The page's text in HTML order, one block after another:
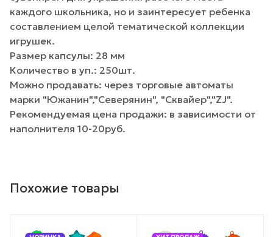
каждого школьника, но и заинтересует ребенка
составлением целой тематической коллекции
игрушек.
Размер капсулы: 28 мм
Количество в уп.: 250шт.
Можно продавать: через торговые автоматы
марки "Южанин","Северянин", "Сквайер","ZJ".
Рекомендуемая цена продажи: в зависимости от
наполнителя 10-20руб.
Похожие товары